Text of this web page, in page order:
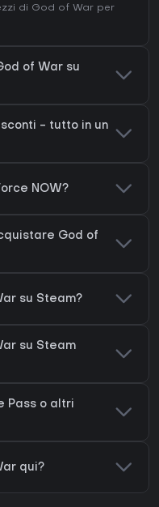
di God of War per
of War su
- tutto in un
NOW?
God of
su Steam?
su Steam
Pass o altri
qui?